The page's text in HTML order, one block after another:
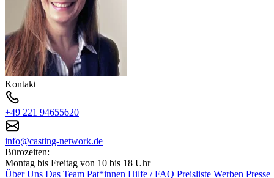
Kontakt
+49 221 94655620
info@casting-network.de
Bürozeiten:
Montag bis Freitag von 10 bis 18 Uhr
Über Uns Das Team Pat*innen Hilfe / FAQ Preisliste Werben Presse